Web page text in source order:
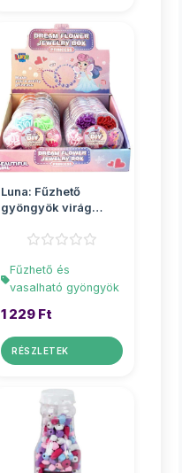
Luna: Fűzhető
gyöngyök virág
többf�...
Fűzhető és
vasalható gyöngyök
1 229 Ft
RÉSZLETEK